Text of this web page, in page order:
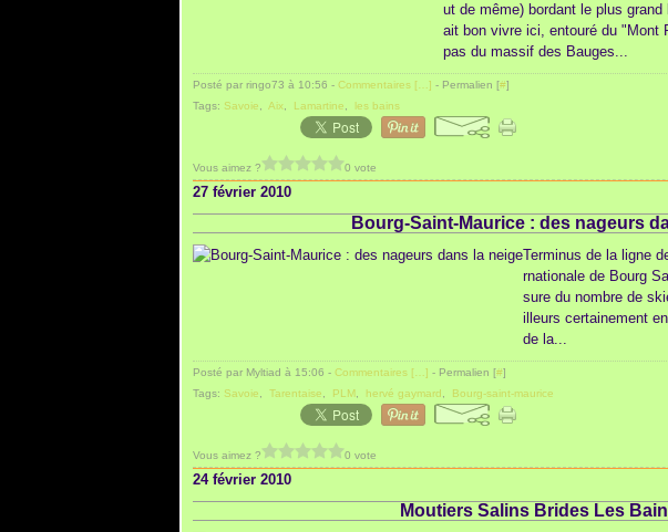
ut de même) bordant le plus
ait bon vivre ici, entouré du "Mont
pas du massif des Bauges...
Posté par ringo73 à 10:56 - Commentaires [ ] - Permalien [#]
Tags: Savoie Aix Lamartine les bains
Vous aimez ? 0 vote
27 février 2010
Bourg-Saint-Maurice : des nageurs
Terminus de la ligne
rnationale de Bourg
sure du nombre de
illeurs certainement
de la...
Posté par Myltiad à 15:06 - Commentaires [ ] - Permalien [#]
Tags: Savoie Tarentaise PLM hervé gaymard Bourg-saint-maurice
Vous aimez ? 0 vote
24 février 2010
Moutiers Salins Brides Les